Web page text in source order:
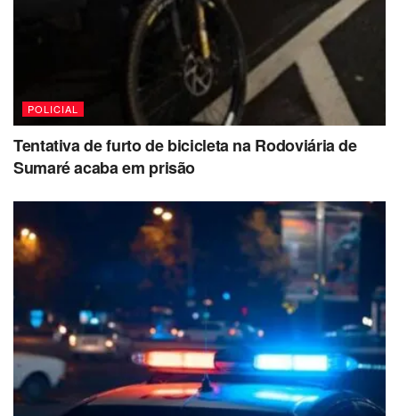
POLICIAL
Tentativa de furto de bicicleta na Rodoviária de
Sumaré acaba em prisão